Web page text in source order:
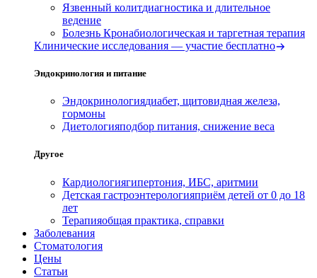
Язвенный колитдиагностика и длительное
ведение
Болезнь Кронабиологическая и таргетная терапия
Клинические исследования — участие бесплатно
Эндокринология и питание
Эндокринологиядиабет, щитовидная железа,
гормоны
Диетологияподбор питания, снижение веса
Другое
Кардиологиягипертония, ИБС, аритмии
Детская гастроэнтерологияприём детей от 0 до 18
лет
Терапияобщая практика, справки
Заболевания
Стоматология
Цены
Статьи